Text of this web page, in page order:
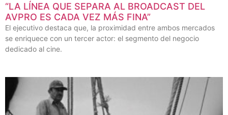
“LA LÍNEA QUE SEPARA AL BROADCAST DEL
AVPRO ES CADA VEZ MÁS FINA”
El ejecutivo destaca que, la proximidad entre ambos mercados
se enriquece con un tercer actor: el segmento del negocio
dedicado al cine.